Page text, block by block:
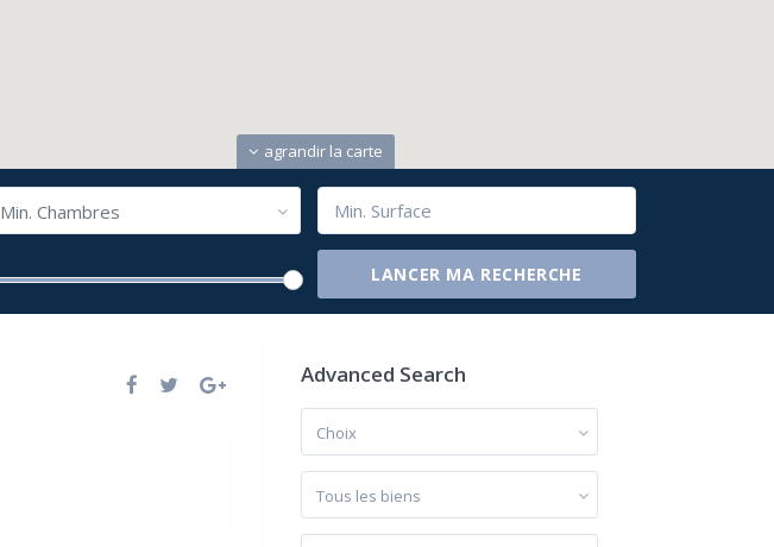
agrandir la carte
Min. Chambres
Advanced Search
Choix
Tous les biens